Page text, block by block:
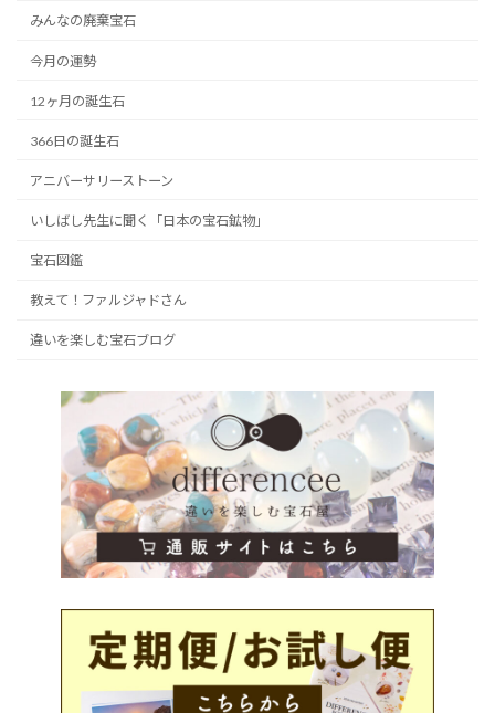
みんなの廃棄宝石
今月の運勢
12ヶ月の誕生石
366日の誕生石
アニバーサリーストーン
いしばし先生に聞く「日本の宝石鉱物」
宝石図鑑
教えて！ファルジャドさん
違いを楽しむ宝石ブログ